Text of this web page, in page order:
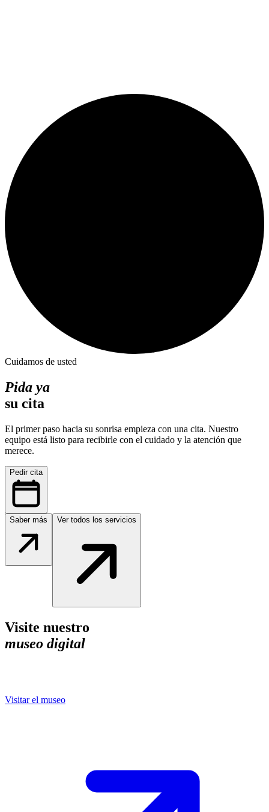
Cuidamos de usted
Pida ya
su cita
El primer paso hacia su sonrisa empieza con una cita. Nuestro
equipo está listo para recibirle con el cuidado y la atención que
merece.
Pedir cita
Saber más Ver todos los servicios
Visite nuestro
museo digital
Visitar el museo